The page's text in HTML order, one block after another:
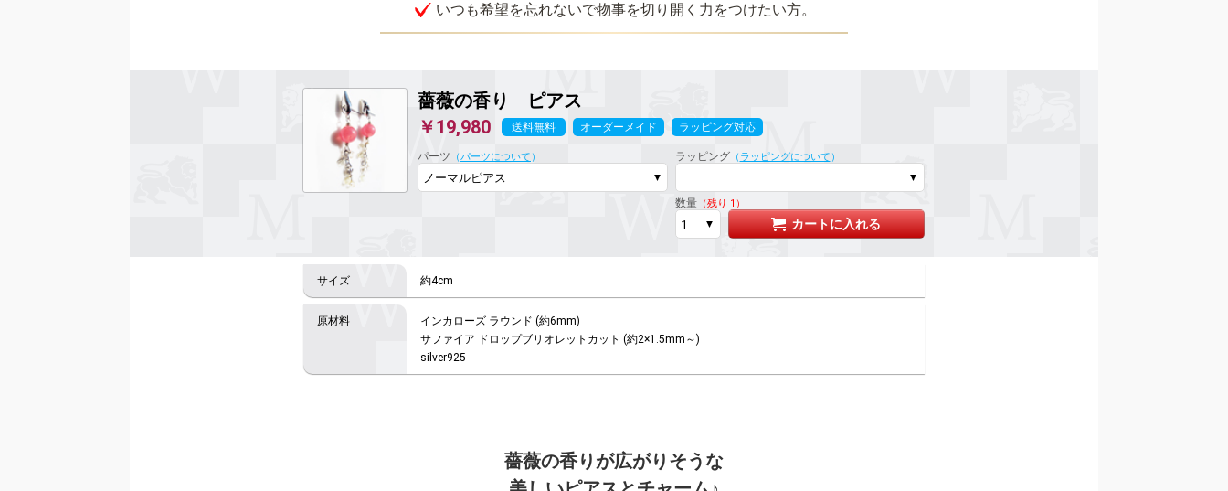
いつも希望を忘れないで物事を切り開く力をつけたい方。
薔薇の香り
ピアス
￥19,980
送料無料 オーダーメイド ラッピング対応
パーツ （パーツについて ） ラッピング（ ラッピングについて ）
数量（残り 1）
カートに入れる
約4cm
インカローズ ラウンド (約6mm)
サファイア ドロップブリオレットカット (約2×1.5mm～)
silver925
薔薇の香りが広がりそうな